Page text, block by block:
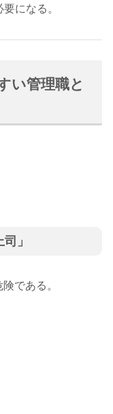
要になる。
い管理職と
」
である。